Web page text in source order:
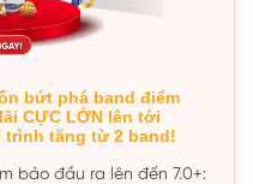
bứt phá band điểm
CỰC LỚN lên tới
trình tăng từ 2 band!
bảo đầu ra lên đến 7.0+: